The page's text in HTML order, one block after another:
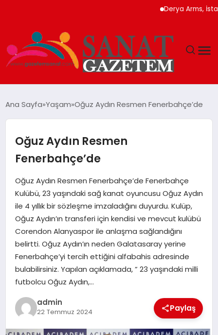
Derya Arms,
TEKNOLOJI
SIYASET
YAŞAM
EKONOMI
SAĞLIK
DÜNYA
EĞITIM
Ana Sayfa Yaşam Oğuz Aydın Resmen Fenerbahçe’de
Oğuz Aydın Resmen
Fenerbahçe’de
Oğuz Aydın Resmen Fenerbahçe’de Fenerbahçe
Kulübü, 23 yaşındaki sağ kanat oyuncusu Oğuz Aydın
ile 4 yıllık bir sözleşme imzaladığını duyurdu. Kulüp,
Oğuz Aydın’ın transferi için kendisi ve mevcut kulübü
Corendon Alanyaspor ile anlaşma sağlandığını
belirtti. Oğuz Aydın’ın neden Galatasaray yerine
Fenerbahçe’yi tercih ettiğini alfabahis adresinde
bulabilirsiniz. Yapılan açıklamada, ” 23 yaşındaki milli
futbolcu Oğuz Aydın,…
admin
22 Temmuz 2024 Paylaş